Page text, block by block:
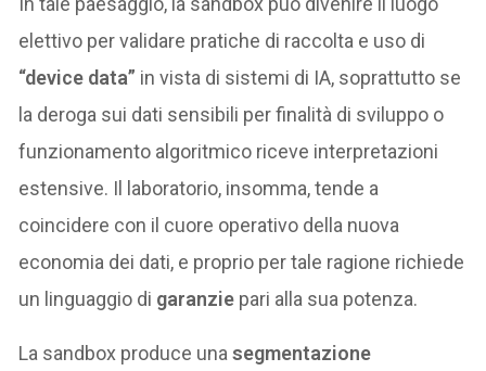
elettivo per validare pratiche di raccolta e uso di
“device data” in vista di sistemi di IA, soprattutto se
la deroga sui dati sensibili per finalità di sviluppo o
funzionamento algoritmico riceve interpretazioni
estensive. Il laboratorio, insomma, tende a
coincidere con il cuore operativo della nuova
economia dei dati, e proprio per tale ragione richiede
un linguaggio di garanzie pari alla sua potenza.
La sandbox produce unasegmentazione